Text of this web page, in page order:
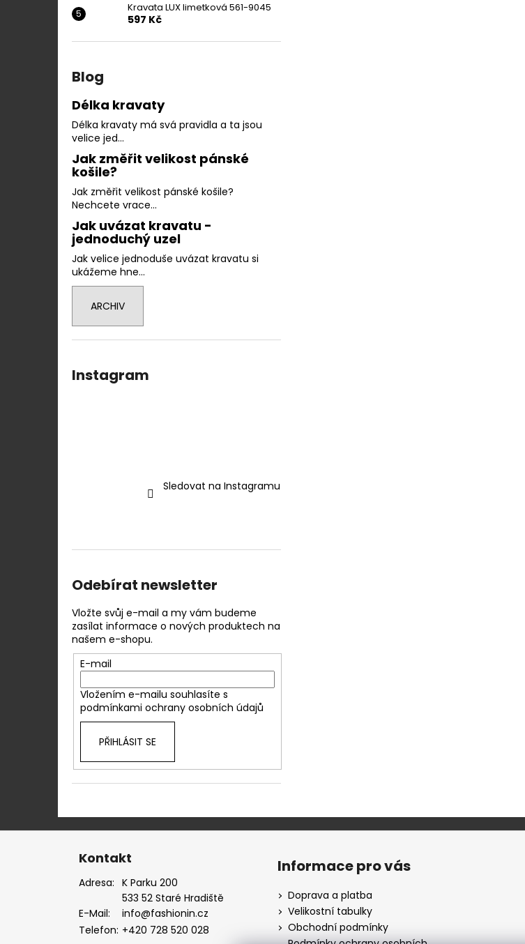
Kravata LUX limetková 561-9045
597 Kč
Blog
Délka kravaty
Délka kravaty má svá pravidla a ta jsou
velice jed...
Jak změřit velikost pánské
košile?
Jak změřit velikost pánské košile?
Nechcete vrace...
Jak uvázat kravatu -
jednoduchý uzel
Jak velice jednoduše uvázat kravatu si
ukážeme hne...
ARCHIV
Instagram
Sledovat na Instagramu
Odebírat newsletter
Vložte svůj e-mail a my vám budeme
zasílat informace o nových produktech na
našem e-shopu.
E-mail
Vložením e-mailu souhlasíte s
podmínkami ochrany osobních údajů
PŘIHLÁSIT SE
Kontakt
Adresa: K Parku 200
533 52 Staré Hradiště
E-Mail:
info@fashionin.cz
Telefon: +420 728 520 028
Informace pro vás
Doprava a platba
Velikostní tabulky
Obchodní podmínky